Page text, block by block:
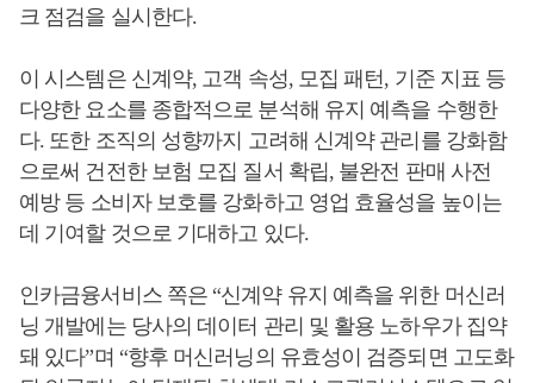
크 점검을 실시한다.​
이 시스템은 신계약, 고객 속성, 모집 패턴, 기준 지표 등
다양한 요소를 종합적으로 분석해 유지 예측을 수행한
다. 또한 조직의 성향까지 고려해 신계약 관리를 강화함
으로써 건전한 보험 모집 질서 확립, 불완전 판매 사전
예방 등 소비자 보호를 강화하고 영업 효율성을 높이는
데 기여할 것으로 기대하고 있다. ​
인카금융서비스 쪽은 “신계약 유지 예측을 위한 머신러
닝 개발에는 당사의 데이터 관리 및 활용 노하우가 집약
돼 있다”며 “향후 머신러닝의 유효성이 검증되면 고도화